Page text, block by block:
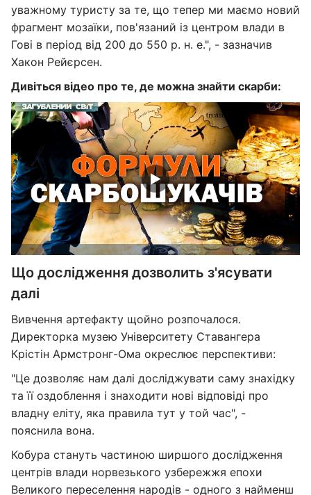
уважному туристу за те, що тепер ми маємо новий
фрагмент мозаїки, пов'язаний із центром влади в
Гові в період від 200 до 550 р. н. е.", - зазначив
Хакон Рейєрсен.
Дивіться відео про те, де можна знайти скарби:
Що дослідження дозволить з'ясувати
далі
Вивчення артефакту щойно розпочалося.
Директорка музею Університету Ставангера
Крістін Армстронг-Ома окреслює перспективи:
"Це дозволяє нам далі досліджувати саму знахідку
та її оздоблення і знаходити нові відповіді про
владну еліту, яка правила тут у той час", -
пояснила вона.
Кобура стануть частиною ширшого дослідження
центрів влади норвезького узбережжя епохи
Великого переселення народів - одного з найменш